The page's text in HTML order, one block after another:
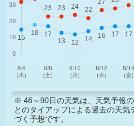
※ 46～90日の天気は、天気予報
とのタイアップによる過去の天気
づく予想です。